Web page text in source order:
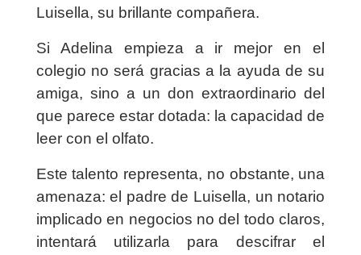
Luisella, su brillante compañera.
Si Adelina empieza a ir mejor en el
colegio no será gracias a la ayuda de su
amiga, sino a un don extraordinario del
que parece estar dotada: la capacidad de
leer con el olfato.
Este talento representa, no obstante, una
amenaza: el padre de Luisella, un notario
implicado en negocios no del todo claros,
intentará utilizarla para descifrar el